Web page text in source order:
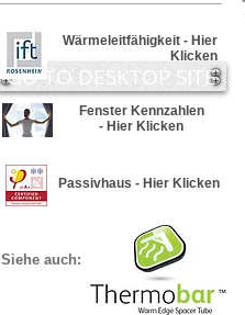
GO TO DESKTOP SITE
Wärmeleitfähigkeit - Hier
Klicken
Fenster Kennzahlen
- Hier Klicken
Passivhaus - Hier Klicken
Siehe auch: